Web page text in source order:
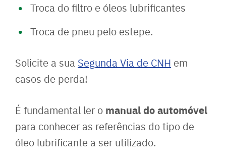
Troca do filtro e óleos lubrificantes
Troca de pneu pelo estepe.
Solicite a sua Segunda Via de CNH em
casos de perda!
É fundamental ler o manual do automóvel
para conhecer as referências do tipo de
óleo lubrificante a ser utilizado.